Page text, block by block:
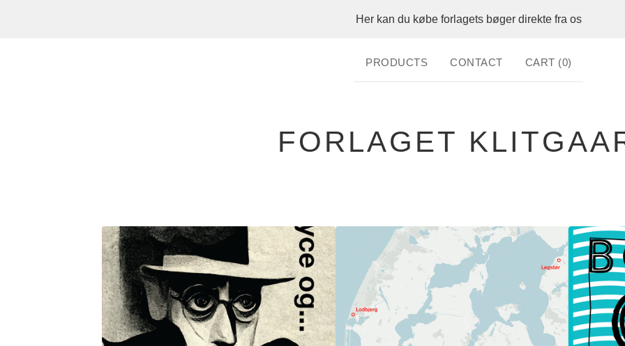
Her kan du købe forlagets bøger direkte fra os
PRODUCTS CONTACT CART (0)
FORLAGET
F
E
A
T